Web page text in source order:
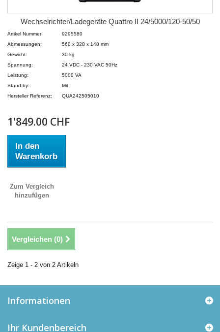
Wechselrichter/Ladegeräte Quattro II 24/5000/120-50/50
Artikel Nummer:
9295580
Abmessungen:
560 x 328 x 148 mm
Gewicht:
30 kg
Spannung:
24 VDC - 230 VAC 50Hz
Leistung:
5000 VA
Stand-by:
Mit
Hersteller Referenz:
QUA242505010
1'849.00 CHF
In den
Warenkorb
Zum Vergleich
hinzufügen
Vergleichen (0)
Zeige 1 - 2 von 2 Artikeln
Informationen
Ihr Kundenbereich